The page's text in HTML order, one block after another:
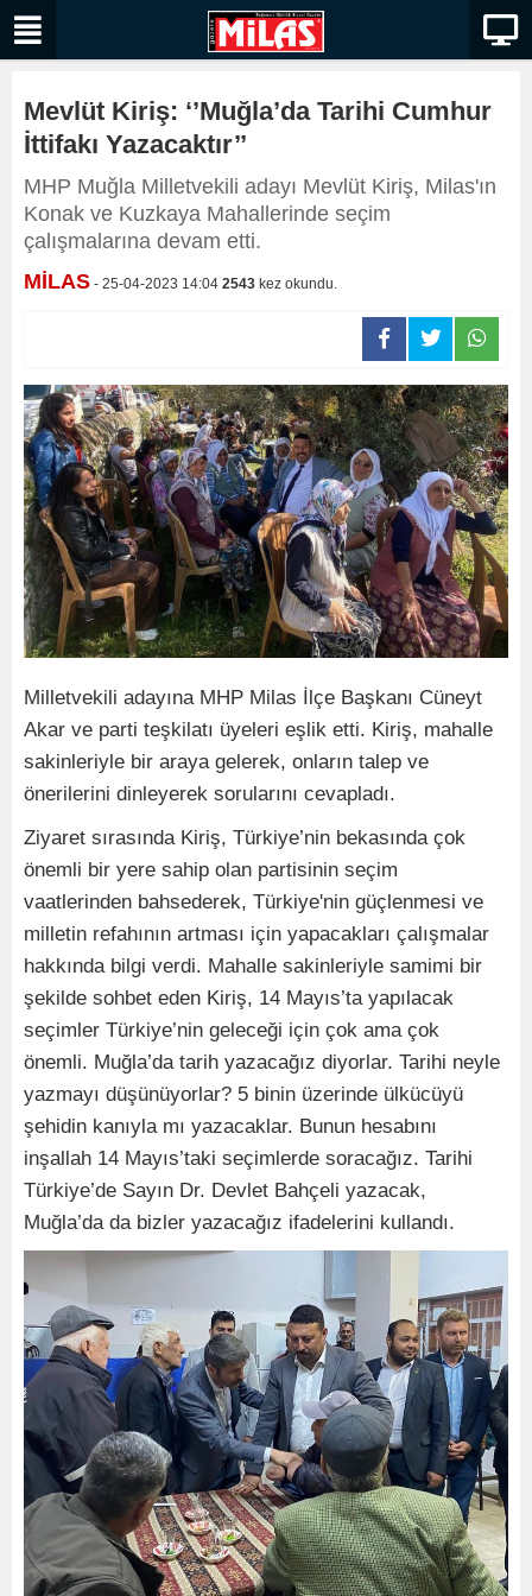
Mevlüt Kiriş: ‘’Muğla’da Tarihi Cumhur
İttifakı Yazacaktır’’
MHP Muğla Milletvekili adayı Mevlüt Kiriş, Milas'ın
Konak ve Kuzkaya Mahallerinde seçim
çalışmalarına devam etti.
MİLAS - 25-04-2023 14:04 2543 kez okundu.
Milletvekili adayına MHP Milas İlçe Başkanı Cüneyt
Akar ve parti teşkilatı üyeleri eşlik etti. Kiriş, mahalle
sakinleriyle bir araya gelerek, onların talep ve
önerilerini dinleyerek sorularını cevapladı.
Ziyaret sırasında Kiriş, Türkiye’nin bekasında çok
önemli bir yere sahip olan partisinin seçim
vaatlerinden bahsederek, Türkiye'nin güçlenmesi ve
milletin refahının artması için yapacakları çalışmalar
hakkında bilgi verdi. Mahalle sakinleriyle samimi bir
şekilde sohbet eden Kiriş, 14 Mayıs’ta yapılacak
seçimler Türkiye’nin geleceği için çok ama çok
önemli. Muğla’da tarih yazacağız diyorlar. Tarihi neyle
yazmayı düşünüyorlar? 5 binin üzerinde ülkücüyü
şehidin kanıyla mı yazacaklar. Bunun hesabını
inşallah 14 Mayıs’taki seçimlerde soracağız. Tarihi
Türkiye’de Sayın Dr. Devlet Bahçeli yazacak,
Muğla’da da bizler yazacağız ifadelerini kullandı.